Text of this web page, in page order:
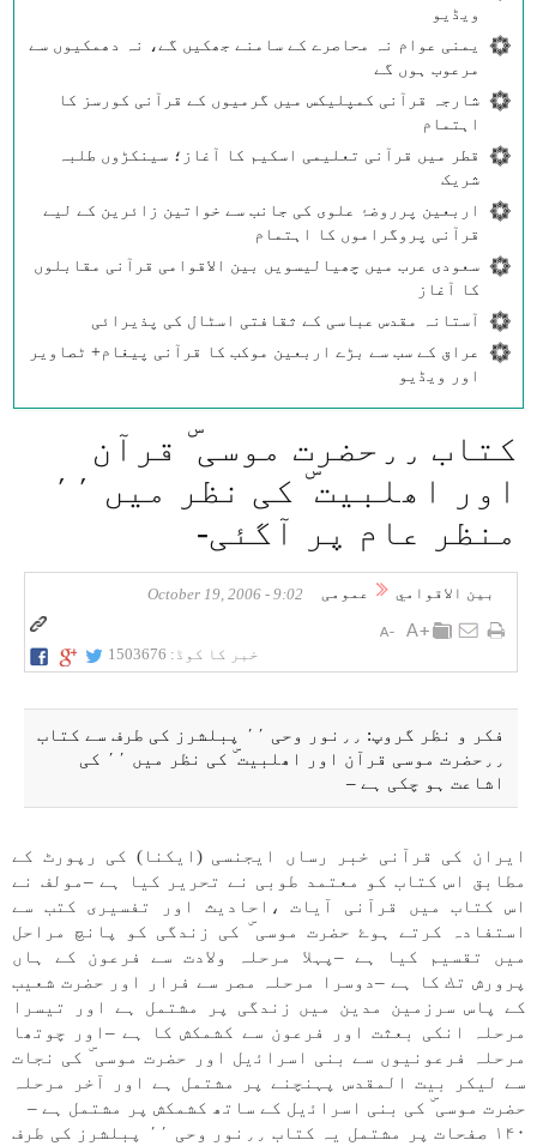
ویڈیو
یمنی عوام نہ محاصرے کے سامنے جھکیں گے، نہ دھمکیوں سے
مرعوب ہوں گے
شارجہ قرآنی کمپلیکس میں گرمیوں کے قرآنی کورسز کا
اہتمام
قطر میں قرآنی تعلیمی اسکیم کا آغاز؛ سینکڑوں طلبہ
شریک
اربعین پرروضۂ علوی کی جانب سے خواتین زائرین کے لیے
قرآنی پروگراموں کا اہتمام
سعودی عرب میں چھیالیسویں بین الاقوامی قرآنی مقابلوں
کا آغاز
آستانہ مقدس عباسی کے ثقافتی اسٹال کی پذیرائی
عراق کے سب سے بڑے اربعین موکب کا قرآنی پیغام+ ٹصاویر
اور ویڈیو
كتاب ٫٫حضرت موسی ۜ قرآن
اور اھلبيت ۜ كی نظر میں ٬٬
منظر عام پر آگئی-
بين الاقوامي عمومی 9:02 - October 19, 2006
خبر کا کوڈ: 1503676
فكر و نظر گروپ: ٫٫نور وحی ٬٬ پبلشرز كی طرف سے كتاب
٫٫حضرت موسی قرآن اور اھلبيت ۜ كی نظر میں ٬٬ كی
اشاعت ہو چكی ہے –
ايران كی قرآنی خبر رساں ايجنسی (ايكنا) كی رپورٹ كے
مطابق اس كتاب كو معتمد طوبی نے تحرير كيا ہے –مولف نے
اس كتاب میں قرآنی آيات ،احاديث اور تفسيری كتب سے
استفادہ كرتے ہوۓ حضرت موسی ۜ كی زندگی كو پانچ مراحل
میں تقسيم كيا ہے –پہلا مرحلہ ولادت سے فرعون كے ہاں
پرورش تك كا ہے –دوسرا مرحلہ مصر سے فرار اور حضرت شعيب
كے پاس سرزمين مدين میں زندگی پر مشتمل ہے اور تيسرا
مرحلہ انكی بعثت اور فرعون سے كشمكش كا ہے –اور چوتھا
مرحلہ فرعونيوں سے بنی اسراﺋيل اور حضرت موسی ۜ كی نجات
سے ليكر بيت المقدس پہنچنے پر مشتمل ہے اور آخر مرحلہ
حضرت موسی ۜ كی بنی اسراﺋيل كے ساتھ كشمكش پر مشتمل ہے –
۱۴۰ صفحات پر مشتمل یہ كتاب ٫٫نور وحی ٬٬ پبلشرز كی طرف